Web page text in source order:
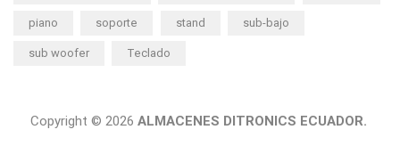
piano soporte stand sub-bajo
sub woofer Teclado
Copyright © 2026 ALMACENES DITRONICS ECUADOR.